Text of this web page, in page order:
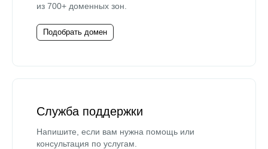
из 700+ доменных зон.
Подобрать домен
Служба поддержки
Напишите, если вам нужна помощь или
консультация по услугам.